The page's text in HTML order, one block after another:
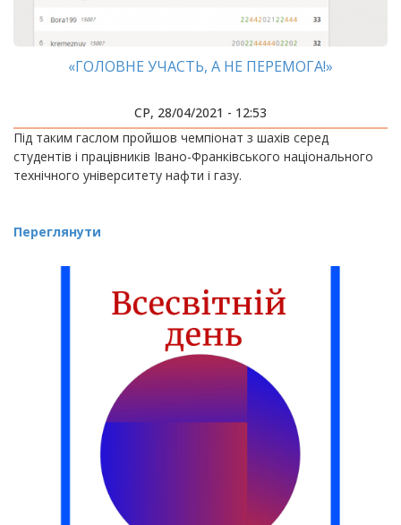
«ГОЛОВНЕ УЧАСТЬ, А НЕ ПЕРЕМОГА!»
СР, 28/04/2021 - 12:53
​​​​​​​Під таким гаслом пройшов чемпіонат з шахів серед
студентів і працівників Івано-Франківського національного
технічного університету нафти і газу.
Переглянути